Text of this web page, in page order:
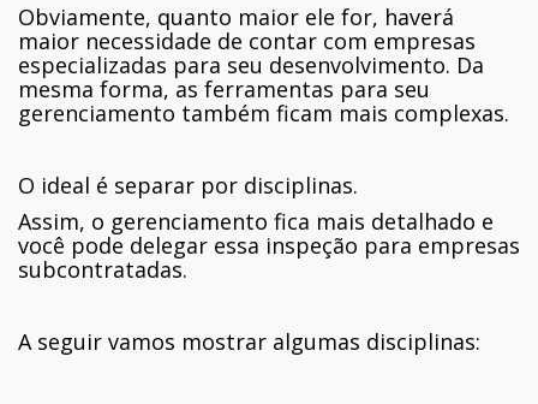
Obviamente, quanto maior ele for, haverá
maior necessidade de contar com empresas
especializadas para seu desenvolvimento. Da
mesma forma, as ferramentas para seu
gerenciamento também ficam mais complexas.
O ideal é separar por disciplinas.
Assim, o gerenciamento fica mais detalhado e
você pode delegar essa inspeção para empresas
subcontratadas.
A seguir vamos mostrar algumas disciplinas: